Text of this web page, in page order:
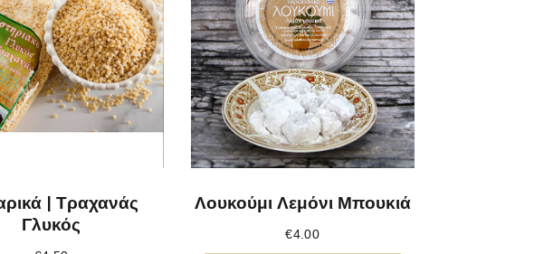
| Τραχανάς
Γλυκός
Λουκούμι Λεμόνι Μπουκιά
€4.00